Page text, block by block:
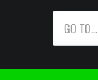
GO TO...